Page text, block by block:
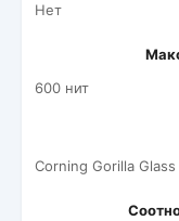
Нет
600 нит
Corning Gorilla